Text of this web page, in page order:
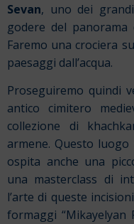
Sevan, uno dei
godere del
Faremo una crociera
paesaggi dall’acqua.
Proseguiremo quindi
antico cimitero
collezione di
armene. Questo
ospita anche una
una masterclass di
l’arte di queste
formaggi “Mikayelyan